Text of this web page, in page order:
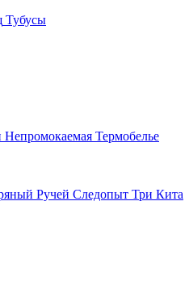
Тубусы
Непромокаемая Термобелье
Ручей Следопыт Три Кита